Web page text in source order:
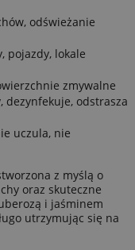
odświeżanie
pojazdy, lokale
zmywalne
dezynfekuje, odstrasza
uczula, nie
z myślą o
oraz skuteczne
i jaśminem
utrzymując się na